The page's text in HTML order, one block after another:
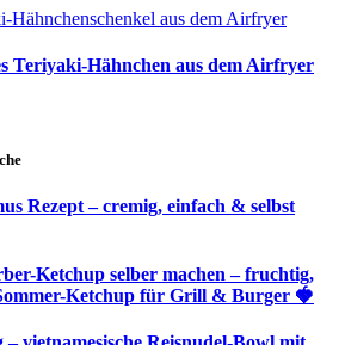
Teriyaki-Hähnchen aus dem Airfryer
Rezept – cremig, einfach & selbst
Ketchup selber machen – fruchtig,
Ketchup für Grill & Burger 🍓